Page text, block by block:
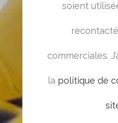
soient
commerciales.
la politique de